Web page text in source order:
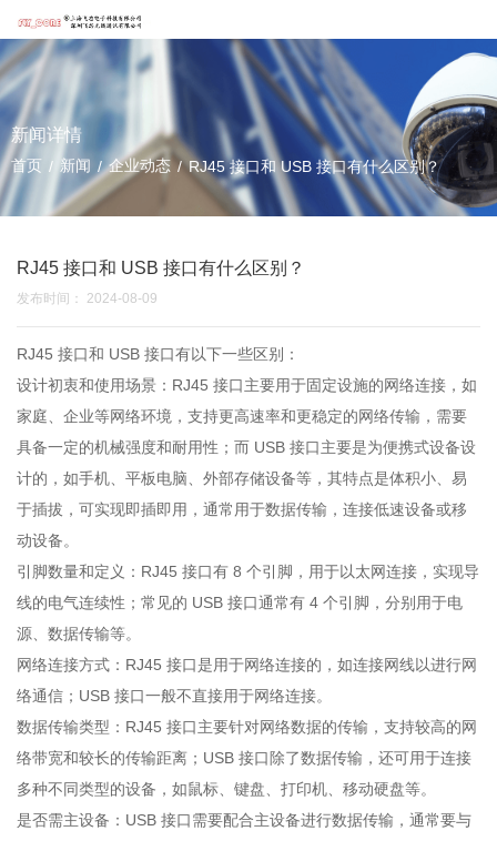
新闻详情
首页 / 新闻 /企业动态 /RJ45 接口和 USB 接口有什么区别？
RJ45 接口和 USB 接口有什么区别？
发布时间： 2024-08-09
RJ45 接口和 USB 接口有以下一些区别：
设计初衷和使用场景：RJ45 接口主要用于固定设施的网络连接，如
家庭、企业等网络环境，支持更高速率和更稳定的网络传输，需要
具备一定的机械强度和耐用性；而 USB 接口主要是为便携式设备设
计的，如手机、平板电脑、外部存储设备等，其特点是体积小、易
于插拔，可实现即插即用，通常用于数据传输，连接低速设备或移
动设备。
引脚数量和定义：RJ45 接口有 8 个引脚，用于以太网连接，实现导
线的电气连续性；常见的 USB 接口通常有 4 个引脚，分别用于电
源、数据传输等。
网络连接方式：RJ45 接口是用于网络连接的，如连接网线以进行网
络通信；USB 接口一般不直接用于网络连接。
数据传输类型：RJ45 接口主要针对网络数据的传输，支持较高的网
络带宽和较长的传输距离；USB 接口除了数据传输，还可用于连接
多种不同类型的设备，如鼠标、键盘、打印机、移动硬盘等。
是否需主设备：USB 接口需要配合主设备进行数据传输，通常要与